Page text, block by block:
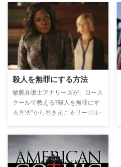
のちにリドラーと化すエドワー
ド・ニグマ、そしてキャットウー
マンとして名高い10代のセリー
ナ・カイルといった凶悪ヴィラン
たちが台頭していく様を描き出
す。
殺人を無罪にする方法
敏腕弁護士アナリーズが、ロース
クールで教える?殺人を無罪にす
る方法”から巻き起こるリーガル･